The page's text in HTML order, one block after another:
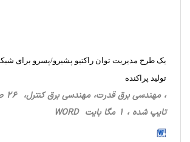
یک طرح مدیریت توان راکتیو پشیرو/پسرو برای
تولید پراکنده
،
تایپ شده ، 1 مگا بایت WORD